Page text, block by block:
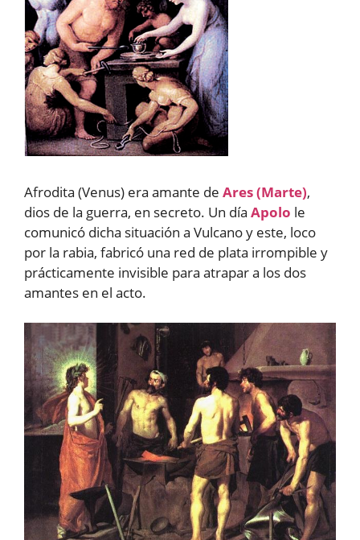
Afrodita (Venus) era amante de Ares (Marte),
dios de la guerra, en secreto. Un día Apolo le
comunicó dicha situación a Vulcano y este, loco
por la rabia, fabricó una red de plata irrompible y
prácticamente invisible para atrapar a los dos
amantes en el acto.